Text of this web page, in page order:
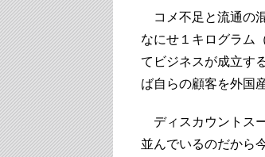
コメ不足と流通の
なにせ１キログラム
てビジネスが成立す
ば自らの顧客を外国
ディスカウントス
並んでいるのだから